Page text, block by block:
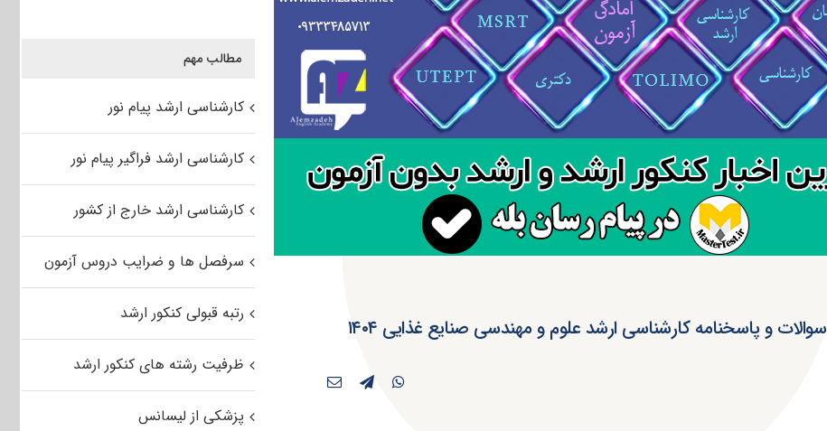
سوالات و پاسخنامه کارشناسی ارشد علوم و مهندسی صنایع غذایی ۱۴۰۴
مطالب مهم
کارشناسی ارشد پیام نور
کارشناسی ارشد فراگیر پیام نور
کارشناسی ارشد خارج از کشور
سرفصل ها و ضرایب دروس آزمون
رتبه قبولی کنکور ارشد
ظرفیت رشته های کنکور ارشد
پزشکی از لیسانس